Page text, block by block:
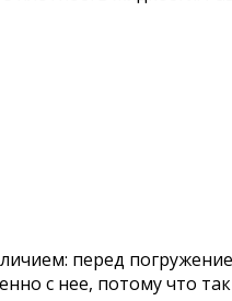
перед
с нее, потому что